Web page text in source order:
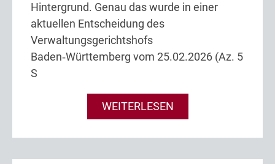
Hintergrund. Genau das wurde in einer
aktuellen Entscheidung des
Verwaltungsgerichtshofs
Baden‑Württemberg vom 25.02.2026 (Az. 5
S
WEITERLESEN